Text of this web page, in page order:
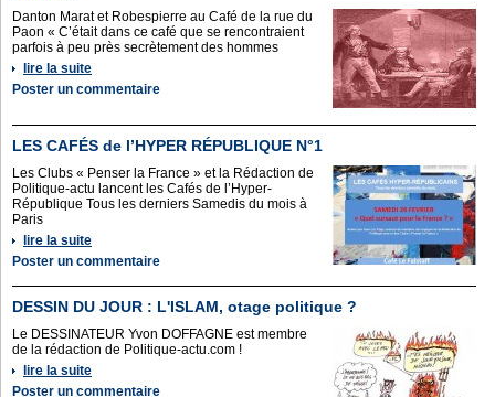
Danton Marat et Robespierre au Café de la rue du
Paon « C’était dans ce café que se rencontraient
parfois à peu près secrètement des hommes
lire la suite
Poster un commentaire
LES CAFÉS de l’HYPER RÉPUBLIQUE N°1
Les Clubs « Penser la France » et la Rédaction de
Politique-actu lancent les Cafés de l’Hyper-
République Tous les derniers Samedis du mois à
Paris
lire la suite
Poster un commentaire
DESSIN DU JOUR : L'ISLAM, otage politique ?
Le DESSINATEUR Yvon DOFFAGNE est membre
de la rédaction de Politique-actu.com !
lire la suite
Poster un commentaire